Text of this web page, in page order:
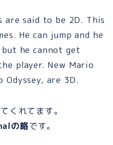
are said to be 2D. This
He can jump and he
he cannot get
player. New Mario
Odyssey, are 3D.
くれてます。
の略です。